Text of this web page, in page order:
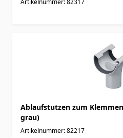
Artikelnummer: 82317
Ablaufstutzen zum
grau)
Artikelnummer: 82217